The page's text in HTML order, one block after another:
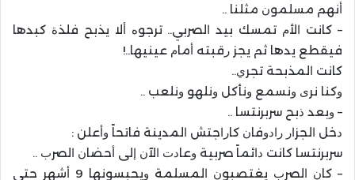
ﺃﻧﻬﻢ ﻣﺴﻠﻤﻮﻥ ﻣﺜﻠﻨﺎ ..
– ﻛﺎﻧﺖ ﺍﻷﻡ ﺗﻤﺴﻚ ﺑﻴﺪ ﺍﻟﺼﺮﺑﻲ.. ﺗﺮﺟﻮﻩ ﺃﻻ ﻳﺬﺑﺢ ﻓﻠﺬﺓ ﻛﺒﺪﻫﺎ
فيقطع يدها ثم ﻳﺠﺰ ﺭﻗﺒﺘﻪ ﺃﻣﺎﻡ ﻋﻴﻨﻴﻬﺎ..!
ﻛﺎﻧﺖ ﺍﻟﻤﺬﺑﺤﺔ ﺗﺠﺮﻱ..
ﻭﻛﻨﺎ ﻧﺮﻯ ﻭﻧﺴﻤﻊ ﻭﻧﺄﻛﻞ ﻭﻧﻠﻬﻮ ﻭﻧﻠﻌﺐ ..
– ﻭﺑﻌﺪ ﺫﺑﺢ ﺳﺮﺑﺮﻧﺘﺴﺎ ..
ﺩﺧﻞ ﺍﻟﺠﺰﺍﺭ ﺭﺍﺩﻭﻓﺎﻥ ﻛﺎﺭﺍﺟﺘﺶ ﺍﻟﻤﺪﻳﻨﺔ ﻓﺎﺗﺤﺎً ﻭﺃﻋﻠﻦ :
ﺳﺮﺑﺮﻧﺘﺴﺎ ﻛﺎﻧﺖ ﺩﺍﺋﻤﺎً ﺻﺮﺑﻴﺔ ﻭﻋﺎﺩﺕ ﺍﻵﻥ ﺇﻟﻰ ﺃﺣﻀﺎﻥ ﺍﻟﺼﺮﺏ ..
– ﻛﺎﻥ ﺍﻟﺼﺮﺏ ﻳﻐﺘﺼﺒﻮﻥ ﺍﻟﻤﺴﻠﻤﺔ ﻭﻳﺤﺒﺴﻮﻧﻬﺎ 9 ﺃﺷﻬﺮ ﺣﺘﻰ